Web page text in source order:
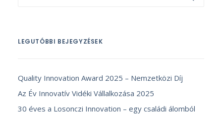
LEGUTÓBBI BEJEGYZÉSEK
Quality Innovation Award 2025 – Nemzetközi Díj
Az Év Innovatív Vidéki Vállalkozása 2025
30 éves a Losonczi Innovation – egy családi álomból